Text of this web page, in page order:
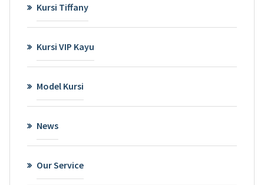
Kursi Tiffany
Kursi VIP Kayu
Model Kursi
News
Our Service